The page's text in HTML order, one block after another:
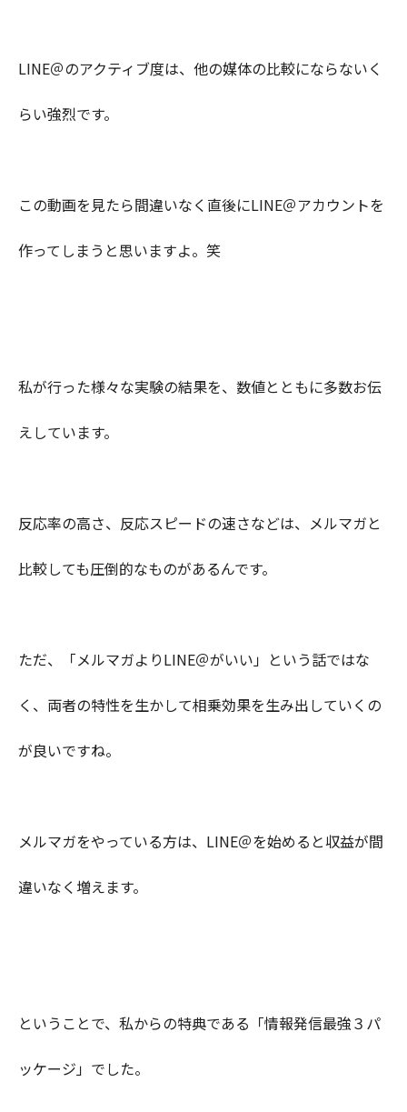
LINE＠のアクティブ度は、他の媒体の比較にならないく
らい強烈です。
この動画を見たら間違いなく直後にLINE＠アカウントを
作ってしまうと思いますよ。笑
私が行った様々な実験の結果を、数値とともに多数お伝
えしています。
反応率の高さ、反応スピードの速さなどは、メルマガと
比較しても圧倒的なものがあるんです。
ただ、「メルマガよりLINE＠がいい」という話ではな
く、両者の特性を生かして相乗効果を生み出していくの
が良いですね。
メルマガをやっている方は、LINE＠を始めると収益が間
違いなく増えます。
ということで、私からの特典である「情報発信最強３パ
ッケージ」でした。